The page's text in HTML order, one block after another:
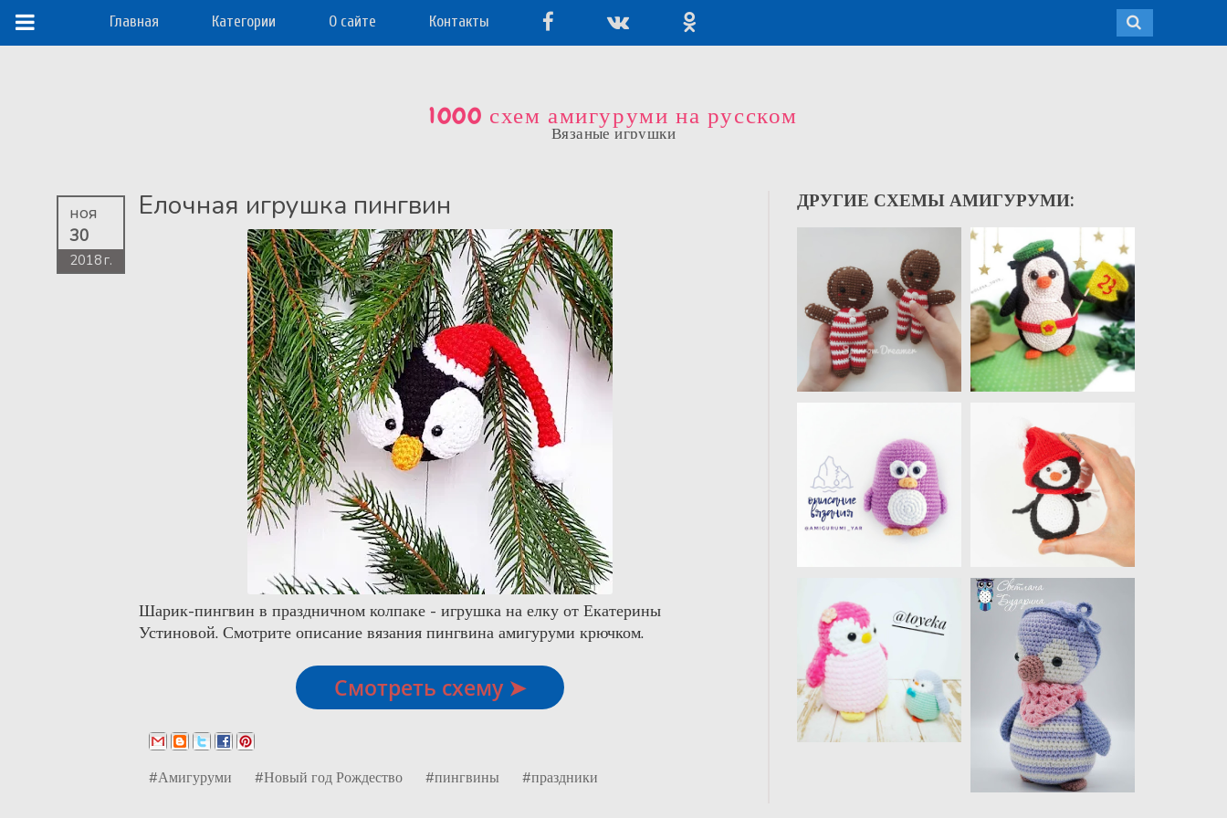
Главная Категории О сайте Контакты
1000 схем амигуруми на русском
Вязаные игрушки
Елочная игрушка пингвин
ноя
30
2018 г.
Шарик-пингвин в праздничном колпаке - игрушка на елку от Екатерины
Устиновой. Смотрите описание вязания пингвина амигуруми крючком.
Смотреть схему ➤
#Амигуруми #Новый год Рождество #пингвины #праздники
ДРУГИЕ СХЕМЫ АМИГУРУМИ: